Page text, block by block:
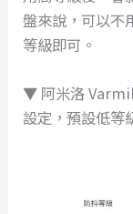
盤來說，可以不
等級即可。
▼ 阿米洛
設定，預設低等